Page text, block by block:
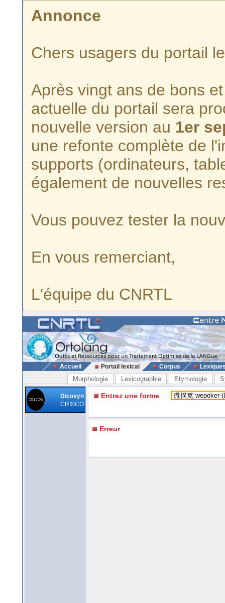
Annonce
Chers usagers du portail
Après vingt ans de bons
actuelle du portail sera
nouvelle version au 1er
une refonte complète de
supports (ordinateurs,
également de nouvelles
Vous pouvez tester la
En vous remerciant,
L'équipe du CNRTL
Accueil Portail lexical Corpus
Morphologie Lexicographie Etymologie
Dicosyn
CRISCO
Entrez une forme
Erreur